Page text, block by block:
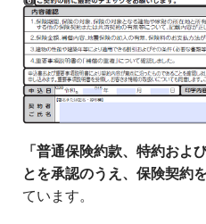
「普通保険約款、特約およ
とを承認のうえ、保険契約
ています。